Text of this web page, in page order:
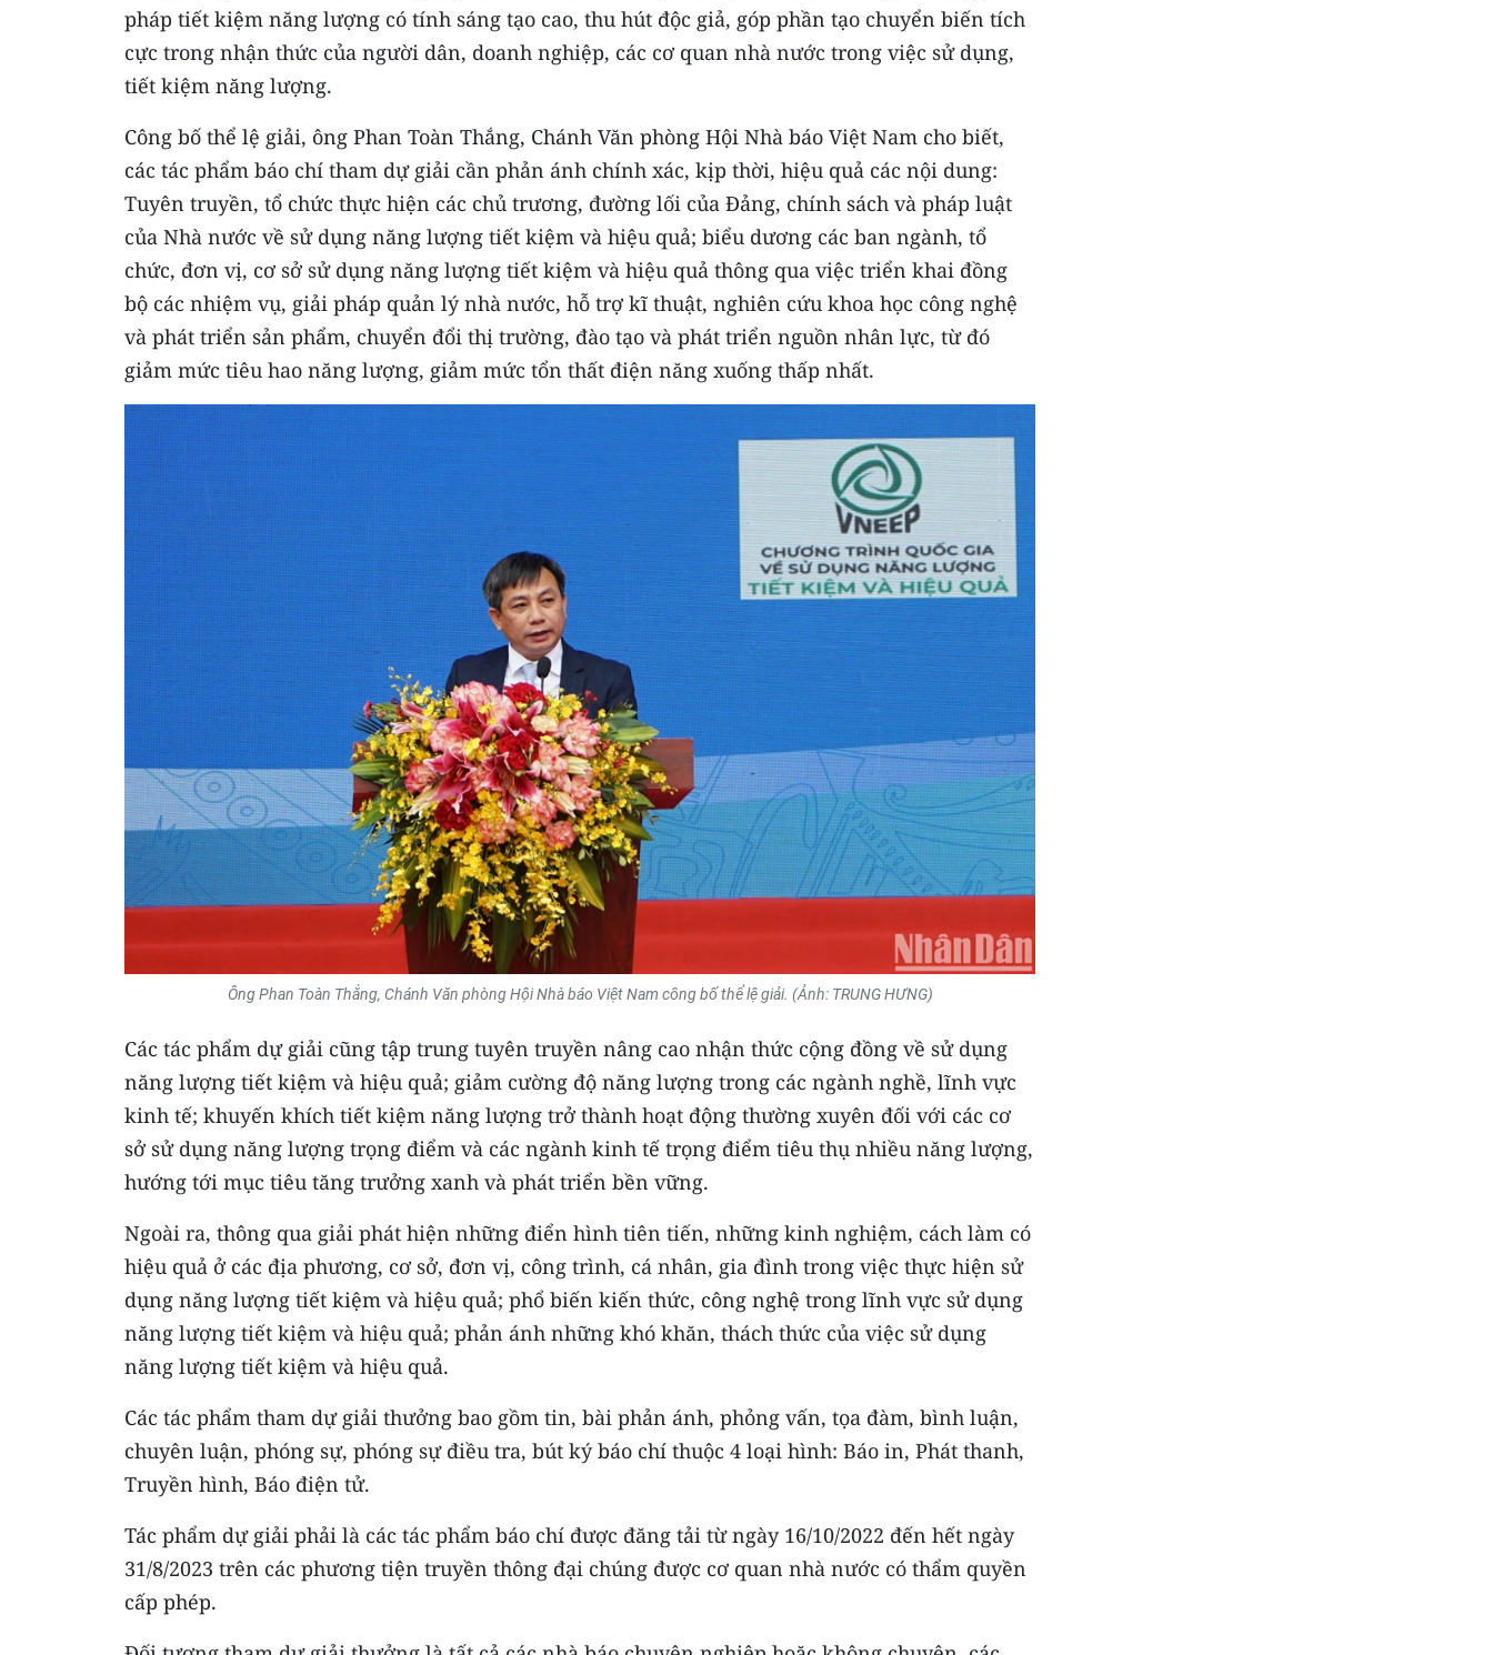
pháp tiết kiệm năng lượng có tính sáng tạo cao, thu hút độc giả, góp phần tạo chuyển biến tích
cực trong nhận thức của người dân, doanh nghiệp, các cơ quan nhà nước trong việc sử dụng,
tiết kiệm năng lượng.
Công bố thể lệ giải, ông Phan Toàn Thắng, Chánh Văn phòng Hội Nhà báo Việt Nam cho biết,
các tác phẩm báo chí tham dự giải cần phản ánh chính xác, kịp thời, hiệu quả các nội dung:
Tuyên truyền, tổ chức thực hiện các chủ trương, đường lối của Đảng, chính sách và pháp luật
của Nhà nước về sử dụng năng lượng tiết kiệm và hiệu quả; biểu dương các ban ngành, tổ
chức, đơn vị, cơ sở sử dụng năng lượng tiết kiệm và hiệu quả thông qua việc triển khai đồng
bộ các nhiệm vụ, giải pháp quản lý nhà nước, hỗ trợ kĩ thuật, nghiên cứu khoa học công nghệ
và phát triển sản phẩm, chuyển đổi thị trường, đào tạo và phát triển nguồn nhân lực, từ đó
giảm mức tiêu hao năng lượng, giảm mức tổn thất điện năng xuống thấp nhất.
Ông Phan Toàn Thắng, Chánh Văn phòng Hội Nhà báo Việt Nam công bố thể lệ giải. (Ảnh: TRUNG HƯNG)
Các tác phẩm dự giải cũng tập trung tuyên truyền nâng cao nhận thức cộng đồng về sử dụng
năng lượng tiết kiệm và hiệu quả; giảm cường độ năng lượng trong các ngành nghề, lĩnh vực
kinh tế; khuyến khích tiết kiệm năng lượng trở thành hoạt động thường xuyên đối với các cơ
sở sử dụng năng lượng trọng điểm và các ngành kinh tế trọng điểm tiêu thụ nhiều năng lượng,
hướng tới mục tiêu tăng trưởng xanh và phát triển bền vững.
Ngoài ra, thông qua giải phát hiện những điển hình tiên tiến, những kinh nghiệm, cách làm có
hiệu quả ở các địa phương, cơ sở, đơn vị, công trình, cá nhân, gia đình trong việc thực hiện sử
dụng năng lượng tiết kiệm và hiệu quả; phổ biến kiến ​​thức, công nghệ trong lĩnh vực sử dụng
năng lượng tiết kiệm và hiệu quả; phản ánh những khó khăn, thách thức của việc sử dụng
năng lượng tiết kiệm và hiệu quả.
Các tác phẩm tham dự giải thưởng bao gồm tin, bài phản ánh, phỏng vấn, tọa đàm, bình luận,
chuyên luận, phóng sự, phóng sự điều tra, bút ký báo chí thuộc 4 loại hình: Báo in, Phát thanh,
Truyền hình, Báo điện tử.
Tác phẩm dự giải phải là các tác phẩm báo chí được đăng tải từ ngày 16/10/2022 đến hết ngày
31/8/2023 trên các phương tiện truyền thông đại chúng được cơ quan nhà nước có thẩm quyền
cấp phép.